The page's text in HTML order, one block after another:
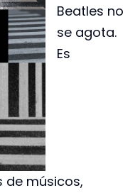
Beatles no
se agota.
Es
de músicos,